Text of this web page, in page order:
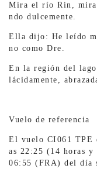
Mira el río Rin, mira
ndo dulcemente.
Ella dijo: He leído
no como Dre.
En la región del lago
lácidamente,
Vuelo de referencia
El vuelo CI061 TPE
as 22:25 (14 horas
06:55 (FRA) del día